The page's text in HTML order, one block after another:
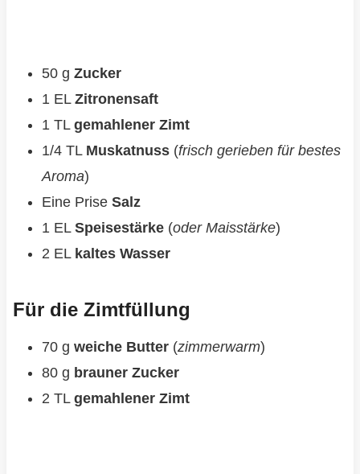
50 g Zucker
1 EL Zitronensaft
1 TL gemahlener Zimt
1/4 TL Muskatnuss(frisch gerieben für bestes
Aroma)
Eine Prise Salz
1 EL Speisestärke(oder Maisstärke)
2 EL kaltes Wasser
Für die Zimtfüllung
70 g weiche Butter(zimmerwarm)
80 g brauner Zucker
2 TL gemahlener Zimt